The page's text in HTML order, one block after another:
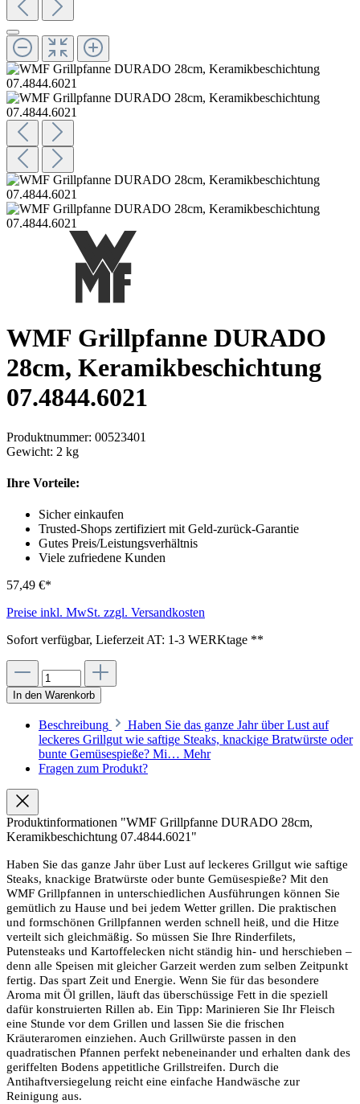
WMF Grillpfanne DURADO
28cm, Keramikbeschichtung
07.4844.6021
Produktnummer: 00523401
Gewicht: 2 kg
Ihre Vorteile:
Sicher einkaufen
Trusted-Shops zertifiziert mit Geld-zurück-Garantie
Gutes Preis/Leistungsverhältnis
Viele zufriedene Kunden
57,49 €*
Preise inkl. MwSt. zzgl. Versandkosten
Sofort verfügbar, Lieferzeit AT: 1-3 WERKtage **
In den Warenkorb
Beschreibung
Haben Sie das ganze Jahr über Lust auf
leckeres Grillgut wie saftige Steaks, knackige Bratwürste oder
bunte Gemüsespieße? Mi… Mehr
Fragen zum Produkt?
Produktinformationen "WMF Grillpfanne DURADO 28cm,
Keramikbeschichtung 07.4844.6021"
Haben Sie das ganze Jahr über Lust auf leckeres Grillgut wie saftige
Steaks, knackige Bratwürste oder bunte Gemüsespieße? Mit den
WMF Grillpfannen in unterschiedlichen Ausführungen können Sie
gemütlich zu Hause und bei jedem Wetter grillen. Die praktischen
und formschönen Grillpfannen werden schnell heiß, und die Hitze
verteilt sich gleichmäßig. So müssen Sie Ihre Rinderfilets,
Putensteaks und Kartoffelecken nicht ständig hin- und herschieben –
denn alle Speisen mit gleicher Garzeit werden zum selben Zeitpunkt
fertig. Das spart Zeit und Energie. Wenn Sie für das besondere
Aroma mit Öl grillen, läuft das überschüssige Fett in die speziell
dafür konstruierten Rillen ab. Ein Tipp: Marinieren Sie Ihr Fleisch
eine Stunde vor dem Grillen und lassen Sie die frischen
Kräuteraromen einziehen. Auch Grillwürste passen in den
quadratischen Pfannen perfekt nebeneinander und erhalten dank des
geriffelten Bodens appetitliche Grillstreifen. Durch die
Antihaftversiegelung reicht eine einfache Handwäsche zur
Reinigung aus.